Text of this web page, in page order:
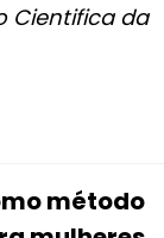
Cientifica da
método